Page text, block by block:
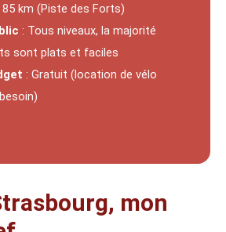
85 km (Piste des Forts)
: Tous niveaux, la majorité
sont plats et faciles
: Gratuit (location de vélo
mon